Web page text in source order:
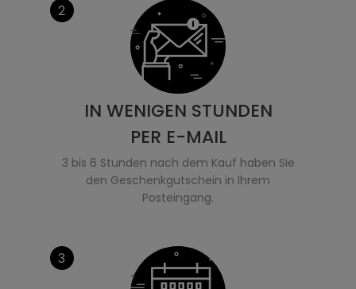
2
IN WENIGEN STUNDEN
PER E-MAIL
3 bis 6 Stunden nach dem Kauf haben Sie
den Geschenkgutschein in Ihrem
Posteingang.
3